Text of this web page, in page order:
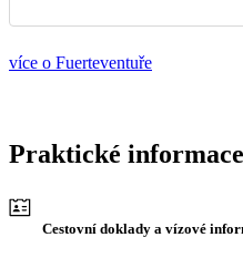
více o Fuerteventuře
Praktické informace
Cestovní doklady a vízové